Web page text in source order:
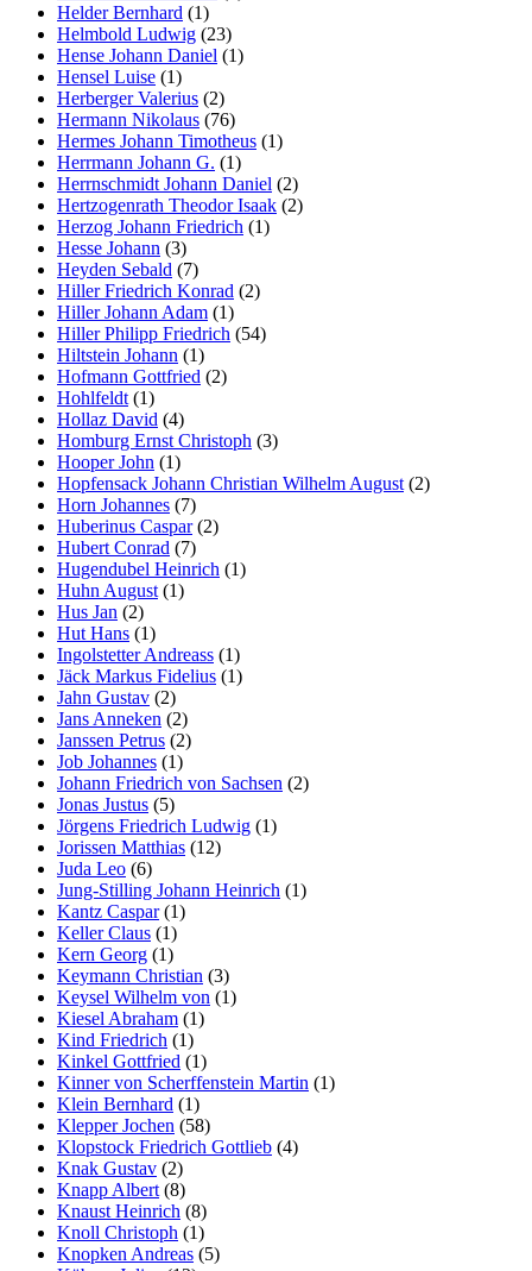
Helder Bernhard (1)
Helmbold Ludwig (23)
Hense Johann Daniel (1)
Hensel Luise (1)
Herberger Valerius (2)
Hermann Nikolaus (76)
Hermes Johann Timotheus (1)
Herrmann Johann G. (1)
Herrnschmidt Johann Daniel (2)
Hertzogenrath Theodor Isaak (2)
Herzog Johann Friedrich (1)
Hesse Johann (3)
Heyden Sebald (7)
Hiller Friedrich Konrad (2)
Hiller Johann Adam (1)
Hiller Philipp Friedrich (54)
Hiltstein Johann (1)
Hofmann Gottfried (2)
Hohlfeldt (1)
Hollaz David (4)
Homburg Ernst Christoph (3)
Hooper John (1)
Hopfensack Johann Christian Wilhelm August (2)
Horn Johannes (7)
Huberinus Caspar(2)
Hubert Conrad (7)
Hugendubel Heinrich (1)
Huhn August (1)
Hus Jan (2)
Hut Hans (1)
Ingolstetter Andreass (1)
Jäck Markus Fidelius (1)
Jahn Gustav (2)
Jans Anneken (2)
Janssen Petrus (2)
Job Johannes (1)
Johann Friedrich von Sachsen (2)
Jonas Justus (5)
Jörgens Friedrich Ludwig (1)
Jorissen Matthias (12)
Juda Leo (6)
Jung-Stilling Johann Heinrich (1)
Kantz Caspar(1)
Keller Claus (1)
Kern Georg (1)
Keymann Christian (3)
Keysel Wilhelm von (1)
Kiesel Abraham (1)
Kind Friedrich (1)
Kinkel Gottfried (1)
Kinner von Scherffenstein Martin (1)
Klein Bernhard (1)
Klepper Jochen (58)
Klopstock Friedrich Gottlieb (4)
Knak Gustav (2)
Knapp Albert (8)
Knaust Heinrich (8)
Knoll Christoph (1)
Knopken Andreas (5)